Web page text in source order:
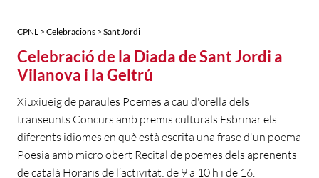
CPNL > Celebracions > Sant Jordi
Celebració de la Diada de Sant Jordi a
Vilanova i la Geltrú
Xiuxiueig de paraules Poemes a cau d'orella dels
transeünts Concurs amb premis culturals Esbrinar els
diferents idiomes en què està escrita una frase d'un poema
Poesia amb micro obert Recital de poemes dels aprenents
de català Horaris de l’activitat: de 9 a 10 h i de 16.